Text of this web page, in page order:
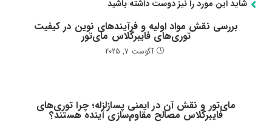
شاید این مورد را نیز دوست داشته باشید
بررسی نقش مواد اولیه و فرآیندهای نوین در کیفیت
توری‌های فایبرگلاس مای‌تور
آگوست 7, 2025
مای‌تور و نقش آن در ایمنی پسازلزله؛ چرا توری‌های
فایبرگلاس مصالح مقاوم‌سازی آینده هستند؟